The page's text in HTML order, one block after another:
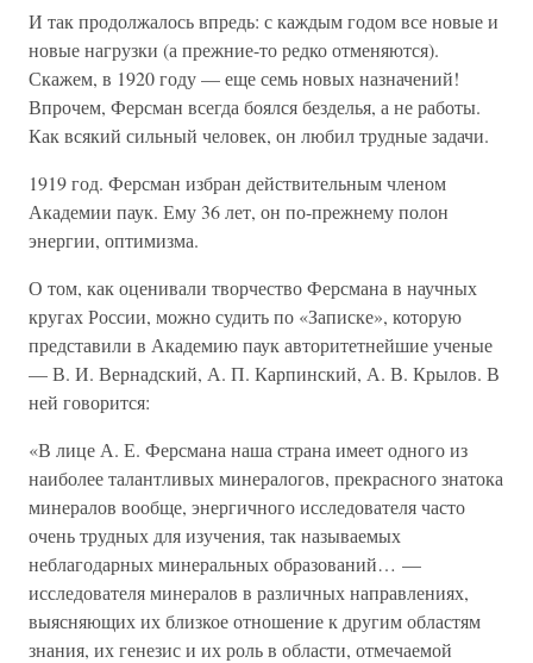
И так продолжалось впредь: с каждым годом все новые и
новые нагрузки (а прежние-то редко отменяются).
Скажем, в 1920 году — еще семь новых назначений!
Впрочем, Ферсман всегда боялся безделья, а не работы.
Как всякий сильный человек, он любил трудные задачи.
1919 год. Ферсман избран действительным членом
Академии паук. Ему 36 лет, он по-прежнему полон
энергии, оптимизма.
О том, как оценивали творчество Ферсмана в научных
кругах России, можно судить по «Записке», которую
представили в Академию паук авторитетнейшие ученые
— В. И. Вернадский, А. П. Карпинский, А. В. Крылов. В
ней говорится:
«В лице А. Е. Ферсмана наша страна имеет одного из
наиболее талантливых минералогов, прекрасного знатока
минералов вообще, энергичного исследователя часто
очень трудных для изучения, так называемых
неблагодарных минеральных образований… —
исследователя минералов в различных направлениях,
выясняющих их близкое отношение к другим областям
знания, их генезис и их роль в области, отмечаемой